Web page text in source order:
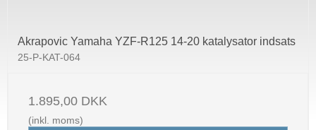
Akrapovic Yamaha YZF-R125 14-20 katalysator indsats
25-P-KAT-064
1.895,00 DKK
(inkl. moms)